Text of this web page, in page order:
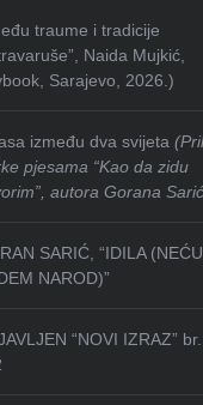
traume i tradicije
Naida Mujkić,
Sarajevo, 2026.)
između dva svijeta
pjesama “Kao da zidu
autora Gorana
SARIĆ, “IDILA
NAROD)”
“NOVI IZRAZ”